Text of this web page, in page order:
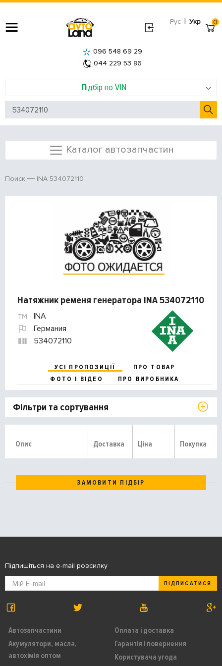
Рус | Укр
Підбір по VIN
096 548 69 29
044 229 53 86
0
Каталог автозапчастин
Поиск INA 534072110
Натяжник ременя генератора INA 534072110
INA
Германия
534072110
УСІ ПРОПОЗИЦІЇ
ПРО ТОВАР
ФОТО І ВІДЕО
ПРО ВИРОБНИКА
Фільтри та сортування
Опис Доставка Ціна Покупка
ЗАМОВИТИ ПІДБІР
Автозапчастини
Акумулятори, масла,
автохімія оптом
Оплата і доставка
Гарантія і повернення
Користувача угода
Підпишіться на e-mail розсилку
ПІДПИСАТИСЯ